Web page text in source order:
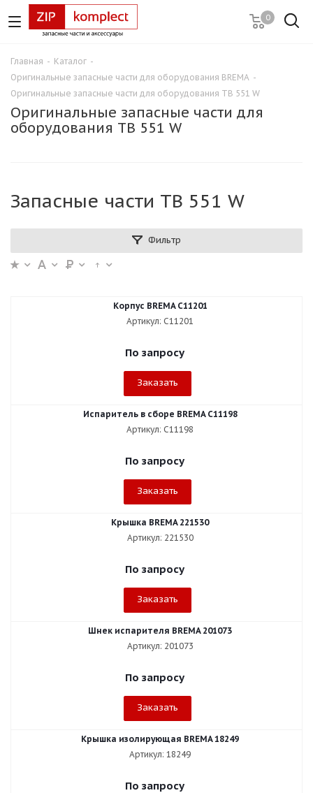
0
Главная - Каталог -
Оригинальные запасные части для оборудования BREMA -
Оригинальные запасные части для оборудования TB 551 W
Оригинальные запасные части для
оборудования TB 551 W
Запасные части TB 551 W
Фильтр
Корпус BREMA C11201
Артикул: C11201
По запросу
Заказать
Испаритель в сборе BREMA C11198
Артикул: C11198
По запросу
Заказать
Крышка BREMA 221530
Артикул: 221530
По запросу
Заказать
Шнек испарителя BREMA 201073
Артикул: 201073
По запросу
Заказать
Крышка изолирующая BREMA 18249
Артикул: 18249
По запросу